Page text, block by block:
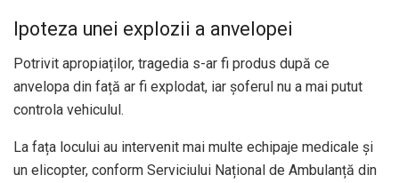
Ipoteza unei explozii a anvelopei
Potrivit apropiaților, tragedia s-ar fi produs după ce
anvelopa din față ar fi explodat, iar șoferul nu a mai putut
controla vehiculul.
La fața locului au intervenit mai multe echipaje medicale și
un elicopter, conform Serviciului Național de Ambulanță din